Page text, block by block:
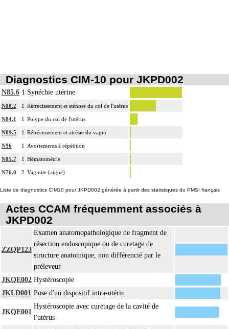
Diagnostics CIM-10 pour JKPD002
N85.6 1 Synéchie utérine
N88.2 1 Rétrécissement et sténose du col de l'utérus
N84.1 1 Polype du col de l'utérus
N89.5 1 Rétrécissement et atrésie du vagin
N96 1 Avortements à répétition
N85.7 1 Hématométrie
N76.0 2 Vaginite (aiguë)
Liste de diagnostics CIM10 pour JKPD002 générée à partir des statistiques du PMSI français
Actes CCAM fréquemment associés à
JKPD002
ZZQP123
Examen anatomopathologique de fragment de
résection endoscopique ou de curetage de
structure anatomique, non différencié par le
préleveur
JKQE002 Hystéroscopie
JKLD001 Pose d'un dispositif intra-utérin
JKQE001
Hystéroscopie avec curetage de la cavité de
l'utérus